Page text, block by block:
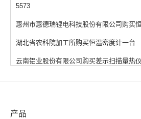
5573
惠州市惠德瑞锂电科技股份有限公司购买
湖北省农科院加工所购买恒温密度计一台
云南铝业股份有限公司购买差示扫描量热
产品